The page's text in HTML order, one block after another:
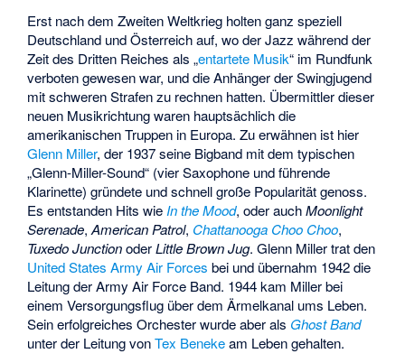
Erst nach dem Zweiten Weltkrieg holten ganz speziell
Deutschland und Österreich auf, wo der Jazz während der
Zeit des Dritten Reiches als „entartete Musik“ im Rundfunk
verboten gewesen war, und die Anhänger der Swingjugend
mit schweren Strafen zu rechnen hatten. Übermittler dieser
neuen Musikrichtung waren hauptsächlich die
amerikanischen Truppen in Europa. Zu erwähnen ist hier
Glenn Miller, der 1937 seine Bigband mit dem typischen
„Glenn-Miller-Sound“ (vier Saxophone und führende
Klarinette) gründete und schnell große Popularität genoss.
Es entstanden Hits wie In the Mood, oder auchMoonlight
Serenade,American Patrol, Chattanooga Choo Choo,
Tuxedo JunctionoderLittle Brown Jug. Glenn Miller trat den
United States Army Air Forces bei und übernahm 1942 die
Leitung der Army Air Force Band. 1944 kam Miller bei
einem Versorgungsflug über dem Ärmelkanal ums Leben.
Sein erfolgreiches Orchester wurde aber als Ghost Band
unter der Leitung vonTex Benekeam Leben gehalten.